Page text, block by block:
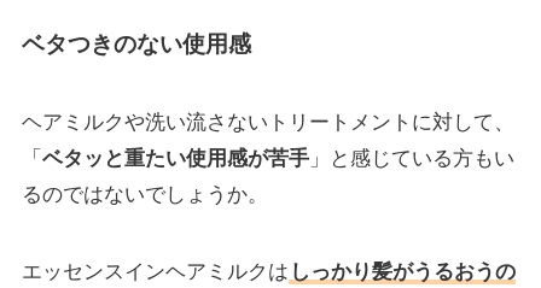
ベタつきのない使用感
ヘアミルクや洗い流さないトリートメントに対して、
「 ベタッと重たい使用感が苦手」と感じている方もい
るのではないでしょうか。
エッセンスインヘアミルクは しっかり髪がうるおうの